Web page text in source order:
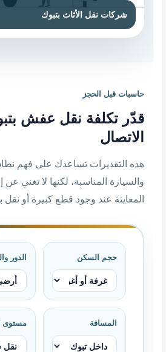
حاسبات قبل الحجز
قدّر تكلفة نقل عفش
الاتصال
هذه التقديرات تساعدك على فهم
والسيارة المناسبة، لكنها لا تغني
المعاينة عند وجود قطع كبيرة أو نقل
حجم السكن الدور
المسافة مستوى